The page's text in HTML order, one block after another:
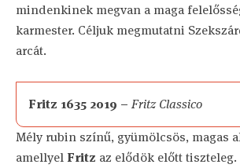
mindenkinek megvan a maga
karmester. Céljuk megmutatni
arcát.
Fritz 1635 2019 – Fritz Classico
Mély rubin színű, gyümölcsös, magas
amellyel Fritz az elődök előtt